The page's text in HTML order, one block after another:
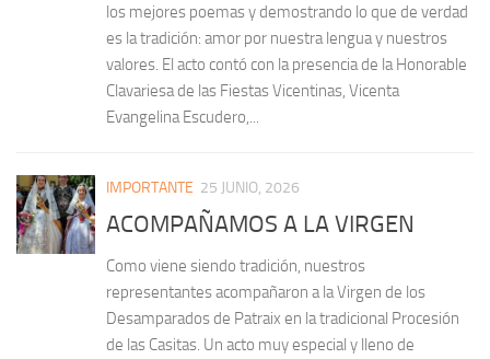
los mejores poemas y demostrando lo que de verdad
es la tradición: amor por nuestra lengua y nuestros
valores. El acto contó con la presencia de la Honorable
Clavariesa de las Fiestas Vicentinas, Vicenta
Evangelina Escudero,...
IMPORTANTE 25 JUNIO, 2026
ACOMPAÑAMOS A LA VIRGEN
Como viene siendo tradición, nuestros
representantes acompañaron a la Virgen de los
Desamparados de Patraix en la tradicional Procesión
de las Casitas. Un acto muy especial y lleno de